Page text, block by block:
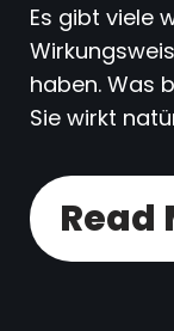
Es gibt viele
haben. Was
Sie wirkt
Read